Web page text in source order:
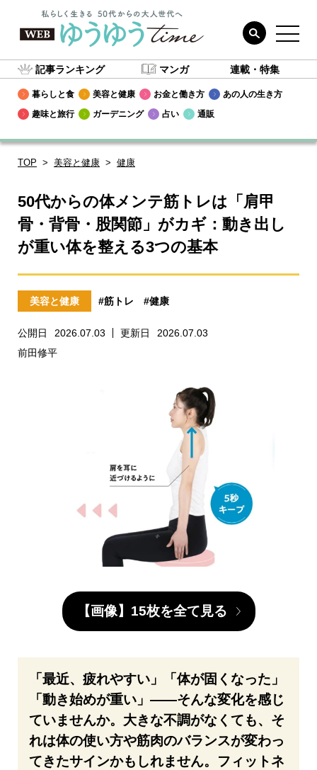
記事ランキング マンガ 連載・特集
暮らしと食 美容と健康 お金と働き方
あの人の生き方
趣味と旅行
ガーデニング 占い 通販
TOP 美容と健康 健康
50代からの体メンテ筋トレは「肩甲
骨・背骨・股関節」がカギ：動き出し
が重い体を整える3つの基本
美容と健康 #筋トレ #健康
公開日 2026.07.03 更新日
2026.07.03
前田修平
【画像】15枚を全て見る
「最近、疲れやすい」「体が固くなった」
「動き始めが重い」——そんな変化を感じ
ていませんか。大きな不調がなくても、そ
れは体の使い方や筋肉のバランスが変わっ
てきたサインかもしれません。フィットネ